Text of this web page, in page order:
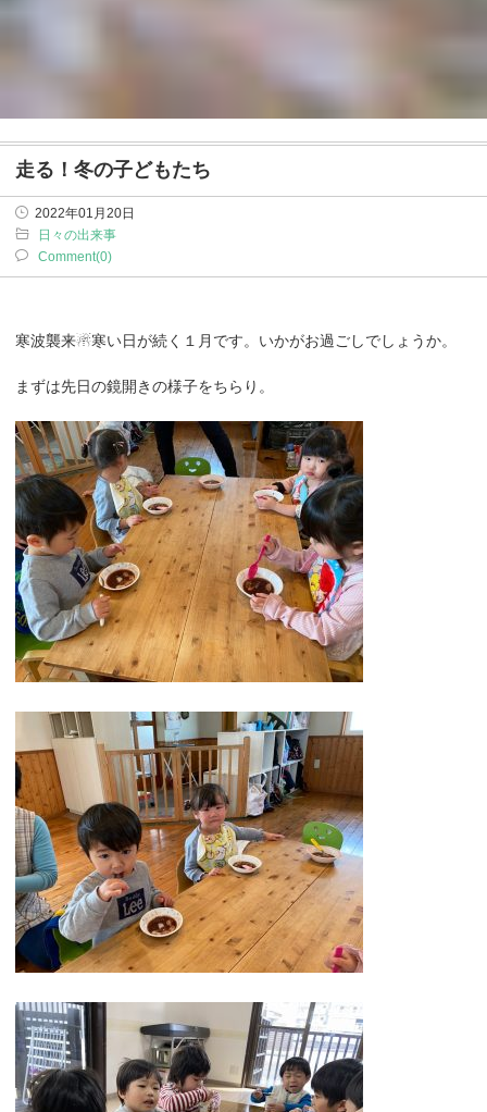
走る！冬の子どもたち
2022年01月20日
日々の出来事
Comment(0)
寒波襲来☃寒い日が続く１月です。いかがお過ごしでしょうか。
まずは先日の鏡開きの様子をちらり。